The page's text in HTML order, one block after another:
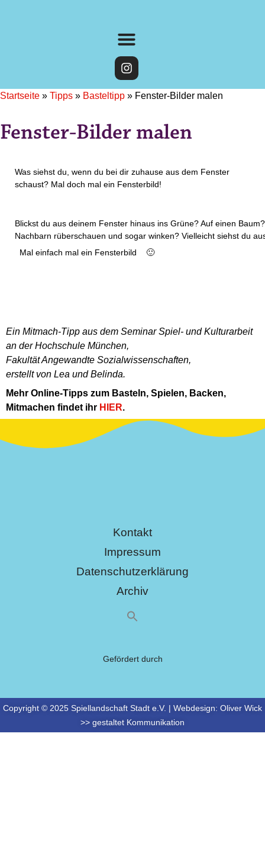
Startseite » Tipps » Basteltipp » Fenster-Bilder malen
Fenster-Bilder malen
Was siehst du, wenn du bei dir zuhause aus dem Fenster
schaust? Mal doch mal ein Fensterbild!
Blickst du aus deinem Fenster hinaus ins Grüne? Auf einen
Nachbarn rüberschauen und sogar winken? Vielleicht siehst du
Mal einfach mal ein Fensterbild 🙂
Ein Mitmach-Tipp aus dem Seminar Spiel- und Kulturarbeit
an der Hochschule München,
Fakultät Angewandte Sozialwissenschaften,
erstellt von Lea und Belinda.
Mehr Online-Tipps zum Basteln, Spielen, Backen,
Mitmachen findet ihr HIER.
Kontakt
Impressum
Datenschutzerklärung
Archiv
Gefördert durch
Copyright © 2025 Spiellandschaft Stadt e.V. | Webdesign: Oliver Wick
>> gestaltet Kommunikation